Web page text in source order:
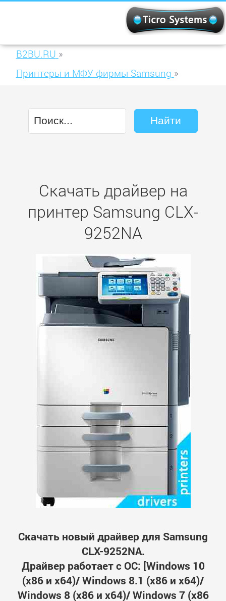
B2BU.RU »
Принтеры и МФУ фирмы Samsung »
Скачать драйвер на
принтер Samsung CLX-
9252NA
Скачать новый драйвер для Samsung
CLX-9252NA.
Драйвер работает с ОС: [Windows 10
(x86 и x64)/ Windows 8.1 (x86 и x64)/
Windows 8 (x86 и x64)/ Windows 7 (x86